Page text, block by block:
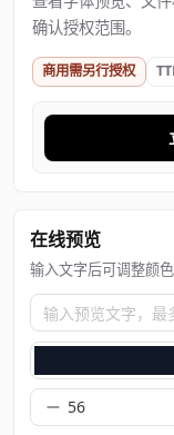
确认授权范围。
商用需另行授权
在线预览
输入文字后可调整颜
输入预览文字，最